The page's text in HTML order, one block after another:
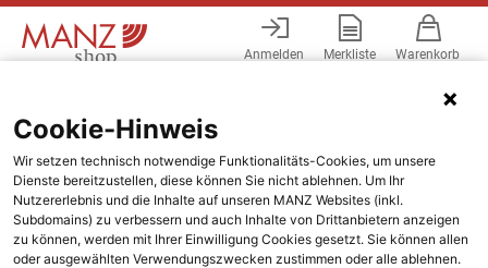
Anmelden Merkliste Warenkorb
Cookie-Hinweis
Wir setzen technisch notwendige Funktionalitäts-Cookies, um unsere
Dienste bereitzustellen, diese können Sie nicht ablehnen. Um Ihr
Nutzererlebnis und die Inhalte auf unseren MANZ Websites (inkl.
Subdomains) zu verbessern und auch Inhalte von Drittanbietern anzeigen
zu können, werden mit Ihrer Einwilligung Cookies gesetzt. Sie können allen
oder ausgewählten Verwendungszwecken zustimmen oder alle ablehnen.